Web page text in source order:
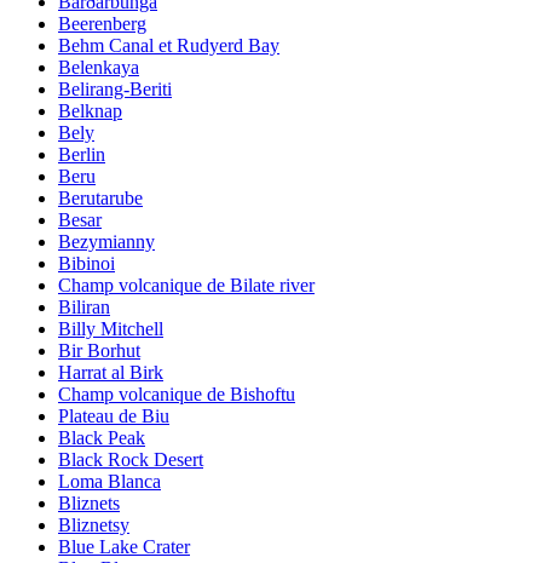
Beerenberg
Behm Canal et Rudyerd Bay
Belenkaya
Belirang-Beriti
Belknap
Bely
Berlin
Beru
Berutarube
Besar
Bezymianny
Bibinoi
Champ volcanique de Bilate river
Biliran
Billy Mitchell
Bir Borhut
Harrat al Birk
Champ volcanique de Bishoftu
Plateau de Biu
Black Peak
Black Rock Desert
Loma Blanca
Bliznets
Bliznetsy
Blue Lake Crater